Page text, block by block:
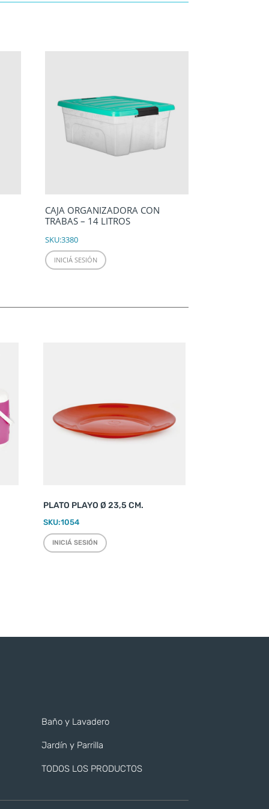
CAJA ORGANIZADORA CON
TRABAS – 14 LITROS
SKU:3380
INICIÁ SESIÓN
PLATO PLAYO Ø 23,5 CM.
SKU:1054
INICIÁ SESIÓN
Baño y Lavadero
Jardín y Parrilla
TODOS LOS PRODUCTOS